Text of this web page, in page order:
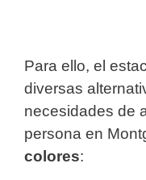
Para ello, el
diversas
necesidades de
persona en
colores: